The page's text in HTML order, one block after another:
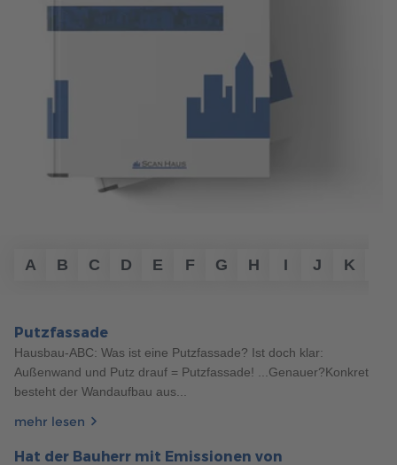
sparen und gleichzeitig individuellen Wohnraum zu schaffen.
Was gehört alles zu den Baunebenkosten und wie hoch sind
diese? Wie können sie finanziert werden? Erfahren Sie es
mehr erfahren
A B C D E F G H I J K
Putzfassade
Hausbau-ABC: Was ist eine Putzfassade? Ist doch klar:
Außenwand und Putz drauf = Putzfassade! ...Genauer?Konkret
besteht der Wandaufbau aus...
mehr lesen
Hat der Bauherr mit Emissionen von